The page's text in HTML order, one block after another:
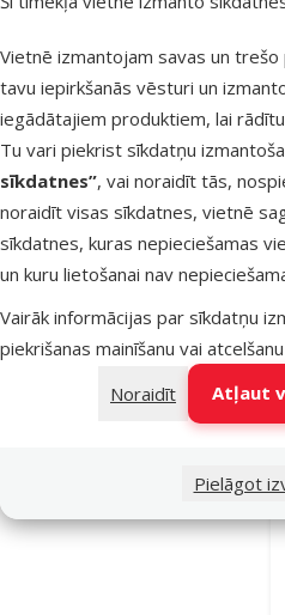
Vietnē izmantojam savas un trešo
tavu iepirkšanās vēsturi un
iegādātajiem produktiem, lai
Tu vari piekrist sīkdatņu
sīkdatnes”, vai noraidīt tās,
noraidīt visas sīkdatnes, vietnē
sīkdatnes, kuras nepieciešamas
un kuru lietošanai nav
Vairāk informācijas par sīkdatņu
piekrišanas mainīšanu vai
Noraidīt
Atļaut
Pielāgot